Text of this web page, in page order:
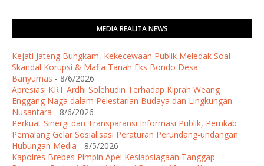
MEDIA REALITA NEWS
Kejati Jateng Bungkam, Kekecewaan Publik Meledak Soal
Skandal Korupsi & Mafia Tanah Eks Bondo Desa
Banyumas - 8/6/2026
Apresiasi KRT Ardhi Solehudin Terhadap Kiprah Weang
Enggang Naga dalam Pelestarian Budaya dan Lingkungan
Nusantara - 8/6/2026
Perkuat Sinergi dan Transparansi Informasi Publik, Pemkab
Pemalang Gelar Sosialisasi Peraturan Perundang-undangan
Hubungan Media - 8/5/2026
Kapolres Brebes Pimpin Apel Kesiapsiagaan Tanggap